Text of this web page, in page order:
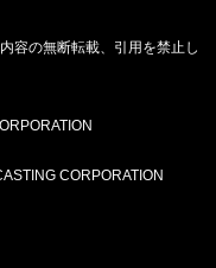
容の無断転載、引用を禁止し
CORPORATION